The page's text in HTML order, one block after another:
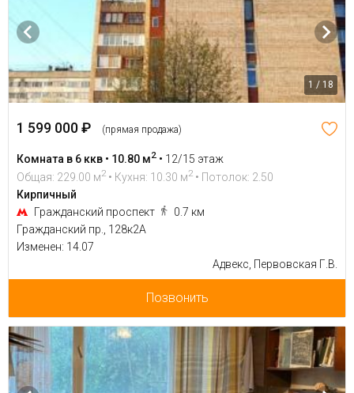
1 / 18
1 599 000 ₽ (прямая продажа)
Комната в 6 ккв • 10.80 м2 • 12/15 этаж
Общая: 229.00 м2 • Кухня: 10.30 м2 • Потолок: 2.50
Кирпичный
Гражданский проспект
0.7 км
Гражданский пр., 128к2А
Изменен: 14.07
Адвекс, Первовская Г.В.
Позвонить